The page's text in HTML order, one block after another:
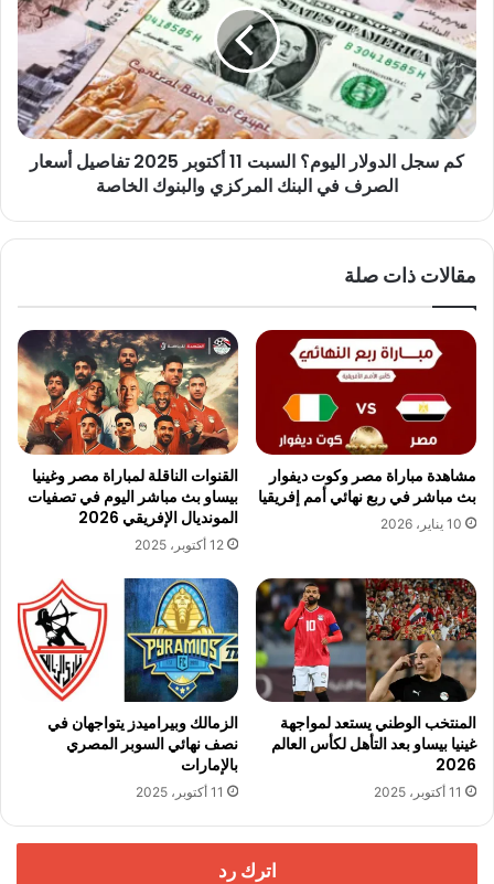
اليوم؟
السبت
11
أكتوبر
2025
تفاصيل
أسعار
والبنوك
كم سجل الدولار اليوم؟ السبت 11 أكتوبر 2025 تفاصيل أسعار
الصرف في البنك المركزي والبنوك الخاصة
مقالات ذات صلة
مشاهدة مباراة مصر وكوت ديفوار
بث مباشر في ربع نهائي أمم إفريقيا
10 يناير، 2026
القنوات الناقلة لمباراة مصر وغينيا
بيساو بث مباشر اليوم في تصفيات
المونديال الإفريقي 2026
12 أكتوبر، 2025
المنتخب الوطني يستعد لمواجهة
غينيا بيساو بعد التأهل لكأس العالم
2026
11 أكتوبر، 2025
الزمالك وبيراميدز يتواجهان في
نصف نهائي السوبر المصري
بالإمارات
11 أكتوبر، 2025
اترك رد